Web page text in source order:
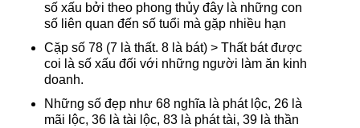
số xấu bởi theo phong thủy đây là những con
số liên quan đến số tuổi mà gặp nhiều hạn
Cặp số 78 (7 là thất. 8 là bát) > Thất bát được
coi là số xấu đối với những người làm ăn kinh
doanh.
Những số đẹp như 68 nghĩa là phát lộc, 26 là
mãi lộc, 36 là tài lộc, 83 là phát tài, 39 là thần